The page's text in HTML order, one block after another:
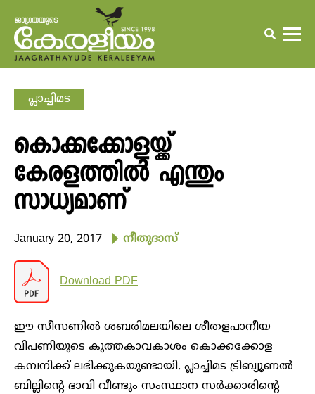
പ്ലാച്ചിമട
കൊക്കക്കോളയ്ക്ക്
കേരളത്തില്‍ എന്തും
സാധ്യമാണ്
January 20, 2017 നീതുദാസ്‌
Download PDF
ഈ സീസണില്‍ ശബരിമലയിലെ ശീതളപാനീയ
വിപണിയുടെ കുത്തകാവകാശം കൊക്കക്കോള
കമ്പനിക്ക് ലഭിക്കുകയുണ്ടായി. പ്ലാച്ചിമട ട്രിബ്യൂണല്‍
ബില്ലിന്റെ ഭാവി വീണ്ടും സംസ്ഥാന സര്‍ക്കാരിന്റെ